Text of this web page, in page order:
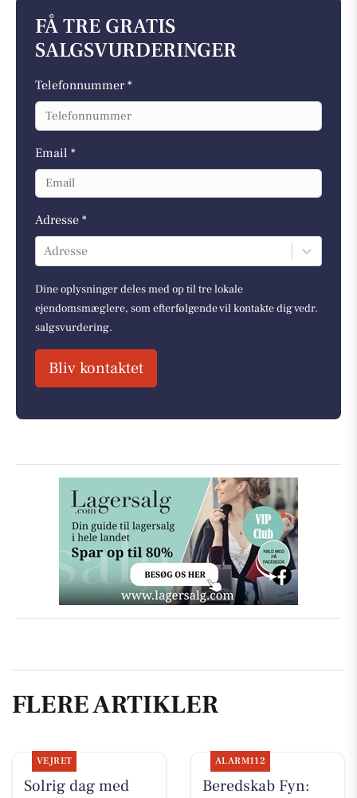
FÅ TRE GRATIS
SALGSVURDERINGER
Telefonnummer *
Email *
Adresse *
Adresse
Dine oplysninger deles med op til tre lokale
ejendomsmæglere, som efterfølgende vil kontakte dig vedr.
salgsvurdering.
Bliv kontaktet
FLERE ARTIKLER
VEJRET
Solrig dag med
ALARM112
Beredskab Fyn: